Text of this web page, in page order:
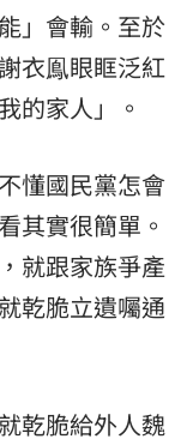
」會輸。至於
衣鳯眼眶泛紅
的家人」。
懂國民黨怎會
其實很簡單。
就跟家族爭產
乾脆立遺囑通
乾脆給外人魏